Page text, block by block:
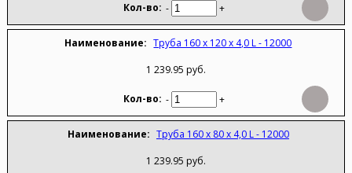
- +
Труба 160 х 120 х 4,0 L - 12000
1 239.95 руб.
- +
Труба 160 х 80 х 4,0 L - 12000
1 239.95 руб.